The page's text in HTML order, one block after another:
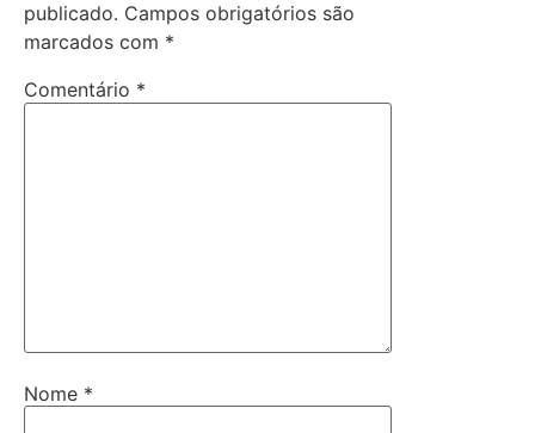
publicado. Campos obrigatórios são
marcados com *
Comentário *
Nome *